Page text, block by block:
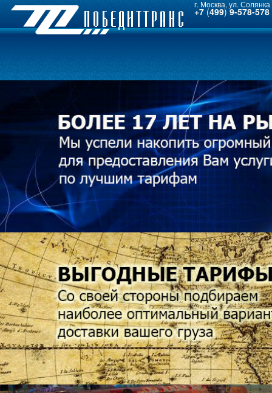
г. Москва, ул.
+7 (499)9-578-578